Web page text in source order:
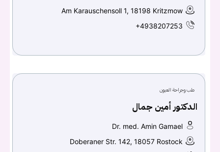
Am Karauschensoll 1, 18198 Kritzmow
+4938207253
طب وجراحة العيون
الدكتور أمين جمال
Dr. med. Amin Gamael
Doberaner Str. 142, 18057 Rostock